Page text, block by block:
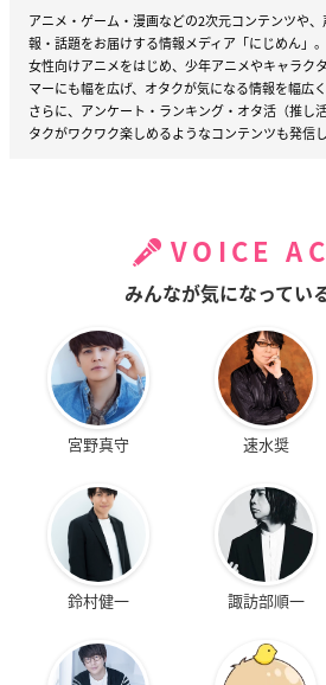
アニメ・ゲーム・漫画などの2次元コンテンツや
報・話題をお届けする情報メディア「にじめん」。
女性向けアニメをはじめ、少年アニメやキャラク
マーにも幅を広げ、オタクが気になる情報を幅広
さらに、アンケート・ランキング・オタ活（推し
タクがワクワク楽しめるようなコンテンツも発信し
VOICE
みんなが気になってい
宮野真守 速水奨
鈴村健一 諏訪部順一